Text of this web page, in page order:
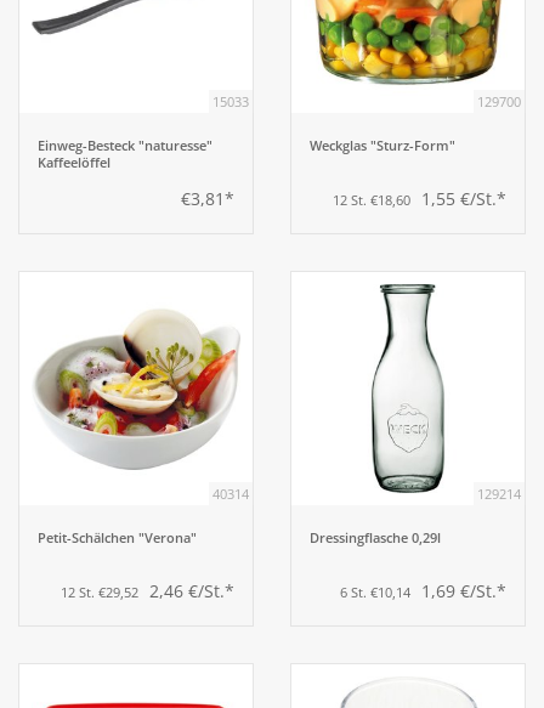
15033
Einweg-Besteck "naturesse"
Kaffeelöffel
€3,81*
129700
Weckglas "Sturz-Form"
12 St. €18,60 1,55 €/St.*
40314
Petit-Schälchen "Verona"
12 St. €29,52 2,46 €/St.*
129214
Dressingflasche 0,29l
6 St. €10,14 1,69 €/St.*